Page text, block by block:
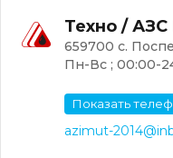
Техно /
Пн-Вс ; 00:00-
Показать
azimut-